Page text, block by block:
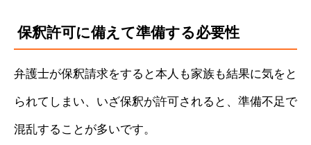
保釈許可に備えて準備する必要性
弁護士が保釈請求をすると本人も家族も結果に気をと
られてしまい、いざ保釈が許可されると、準備不足で
混乱することが多いです。